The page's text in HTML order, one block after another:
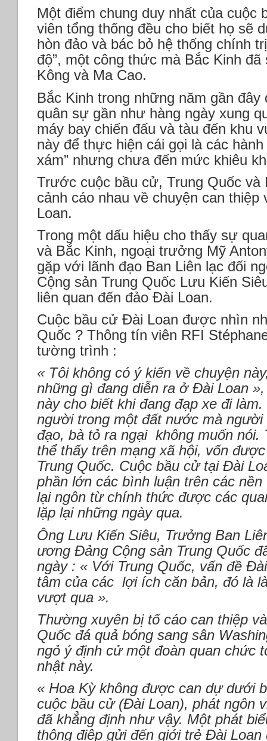
Một điểm chung duy nhất của cuộc
viên tổng thống đều cho biết họ sẽ
hòn đảo và bác bỏ hệ thống chính
độ”, một công thức mà Bắc Kinh
Kông và Ma Cao.
Bắc Kinh trong những năm gần
quân sự gần như hàng ngày xung
máy bay chiến đấu và tàu đến khu
này để thực hiện cái gọi là các
xám” nhưng chưa đến mức khiêu
Trước cuộc bầu cử, Trung Quốc và
cảnh cáo nhau về chuyện can
Loan.
Trong một dấu hiệu cho thấy sự
và Bắc Kinh, ngoại trưởng Mỹ
gặp với lãnh đạo Ban Liên lạc đối
Cộng sản Trung Quốc Lưu Kiến
liên quan đến đảo Đài Loan.
Cuộc bầu cử Đài Loan được nhìn
Quốc ? Thông tín viên RFI
tường trình :
« Tôi không có ý kiến về chuyện
những gì đang diễn ra ở Đài Loan
này cho biết khi đang đạp xe đi
người trong một đất nước mà
đạo, bà tỏ ra ngại không muốn nói.
thể thấy trên mạng xã hội, vốn
Trung Quốc. Cuộc bầu cử tại Đài
phần lớn các bình luận trên các
lại ngôn từ chính thức được các
lặp lại những ngày qua.
Ông Lưu Kiến Siêu, Trưởng Ban
ương Đảng Cộng sản Trung Quốc
ngày : « Với Trung Quốc, vấn đề
tâm của các lợi ích căn bản, đó là
vượt qua ».
Thường xuyên bị tố cáo can thiệp
Quốc đá quả bóng sang sân
ngỏ ý định cử một đoàn quan chức
nhật này.
« Hoa Kỳ không được can dự dưới
cuộc bầu cử (Đài Loan), phát ngôn
đã khẳng định như vậy. Một phát
thông điệp gửi đến giới trẻ Đài